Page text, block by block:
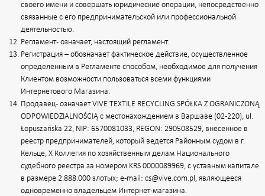
своего имени и совершать юридические операции, непосредственно
связанные с его предпринимательской или профессиональной
деятельностью.
Регламент - означает, настоящий регламент.
Регистрация – обозначает фактическое действие, осуществленное
определённым в Регламенте способом, необходимое для получения
Клиентом возможности пользоваться всеми функциями
Интернетового Магазина.
Продавец - означает VIVE TEXTILE RECYCLING SPÓŁKA Z OGRANICZONĄ
ODPOWIEDZIALNOŚCIĄ с местонахождением в Варшаве (02-220), ul.
Łopuszańska 22, NIP: 6570081033, REGON: 290508529, внесенное в
реестр предпринимателей, который ведется Районным судом в г.
Кельце, X Коллегия по хозяйственным делам Национального
судебного реестра за номером KRS 0000089969, с уставным капитале
в размере 2.888.000 злотых; e-mail: cs@vive.com.pl, являющееся
одновременно владельцем Интернет-магазина.